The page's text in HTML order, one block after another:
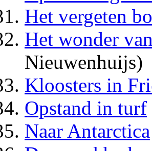
Het vergeten
Het wonder
Nieuwenhuijs)
Kloosters in
Opstand in turf
Naar Antarctica